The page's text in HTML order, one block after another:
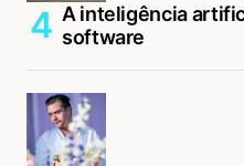
A inteligência
software